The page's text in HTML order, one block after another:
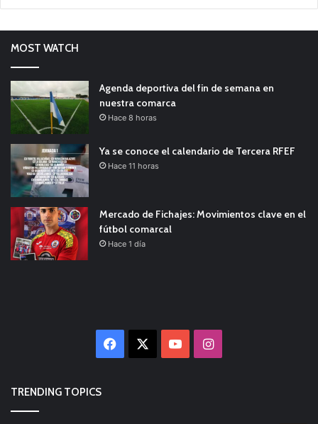
MOST WATCH
Agenda deportiva del fin de semana en
nuestra comarca
Hace 8 horas
Ya se conoce el calendario de Tercera RFEF
Hace 11 horas
Mercado de Fichajes: Movimientos clave en el
fútbol comarcal
Hace 1 día
Facebook YouTubeInstagram
TRENDING TOPICS